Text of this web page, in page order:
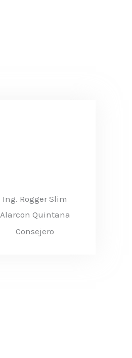
Ing. Rogger Slim
Alarcon Quintana
Consejero​